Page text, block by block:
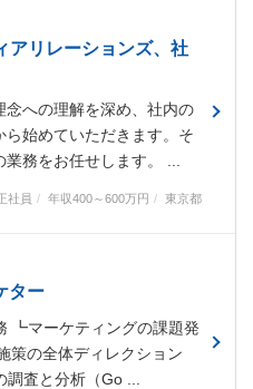
アリレーションズ、社
念への理解を深め、社内の
始めていただきます。そ
務をお任せします。 ...
社員 年収400～600万円 東京都
ター
┗マーケティングの課題発
策の全体ディレクション
査と分析（Go ...